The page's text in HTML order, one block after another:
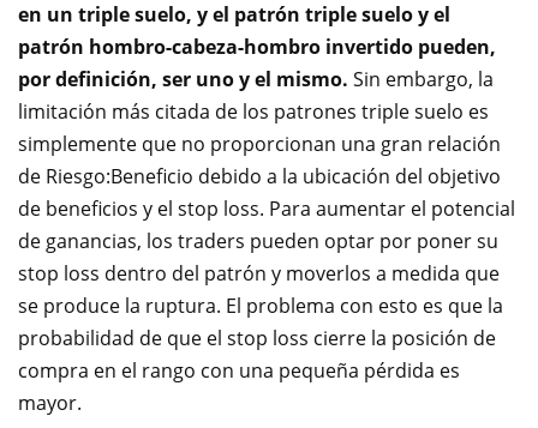
en un triple suelo, y el patrón triple suelo y el
patrón hombro-cabeza-hombro invertido pueden,
por definición, ser uno y el mismo. Sin embargo, la
limitación más citada de los patrones triple suelo es
simplemente que no proporcionan una gran relación
de Riesgo:Beneficio debido a la ubicación del objetivo
de beneficios y el stop loss. Para aumentar el potencial
de ganancias, los traders pueden optar por poner su
stop loss dentro del patrón y moverlos a medida que
se produce la ruptura. El problema con esto es que la
probabilidad de que el stop loss cierre la posición de
compra en el rango con una pequeña pérdida es
mayor.